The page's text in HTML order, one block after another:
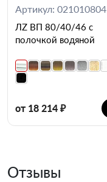
Артикул: 021010804
ЛZ ВП 80/40/46 с
полочкой водяной
от 18 214 ₽
Отзывы